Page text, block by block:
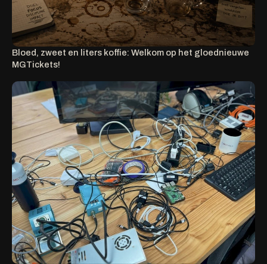
Bloed, zweet en liters koffie: Welkom op het gloednieuwe
MGTickets!